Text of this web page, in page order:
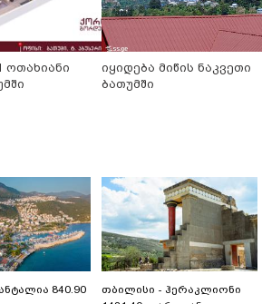
ოთახიანი
იყიდება მიწის ნაკვეთი
ბათუმში
840.90
თბილისი - ჰერაკლიონი